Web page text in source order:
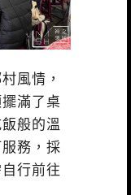
風情，
滿了桌
般的溫
務，採
行前往